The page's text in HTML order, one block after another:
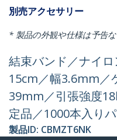
別売アクセサリー
* 製品の外観や仕様は予告
結束バンド／ナイ
15cm／幅3.6mm／
39mm／引張強度
定品／1000本入り
製品ID: CBMZT6NK